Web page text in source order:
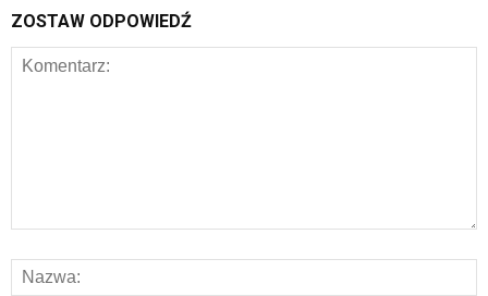
ZOSTAW ODPOWIEDŹ